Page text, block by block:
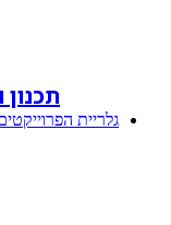
תכנון
גלריית